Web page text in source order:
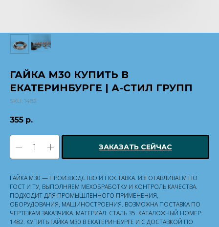
ГАЙКА М30 КУПИТЬ В
ЕКАТЕРИНБУРГЕ | А-СТИЛ ГРУПП
SKU: 1482
355 р.
ЗАКАЗАТЬ СЕЙЧАС
ГАЙКА М30 — ПРОИЗВОДСТВО И ПОСТАВКА. ИЗГОТАВЛИВАЕМ ПО
ГОСТ И ТУ, ВЫПОЛНЯЕМ МЕХОБРАБОТКУ И КОНТРОЛЬ КАЧЕСТВА.
ПОДХОДИТ ДЛЯ ПРОМЫШЛЕННОГО ПРИМЕНЕНИЯ,
ОБОРУДОВАНИЯ, МАШИНОСТРОЕНИЯ. ВОЗМОЖНА ПОСТАВКА ПО
ЧЕРТЕЖАМ ЗАКАЗЧИКА. МАТЕРИАЛ: СТАЛЬ 35. КАТАЛОЖНЫЙ НОМЕР:
1482. КУПИТЬ ГАЙКА М30 В ЕКАТЕРИНБУРГЕ И С ДОСТАВКОЙ ПО